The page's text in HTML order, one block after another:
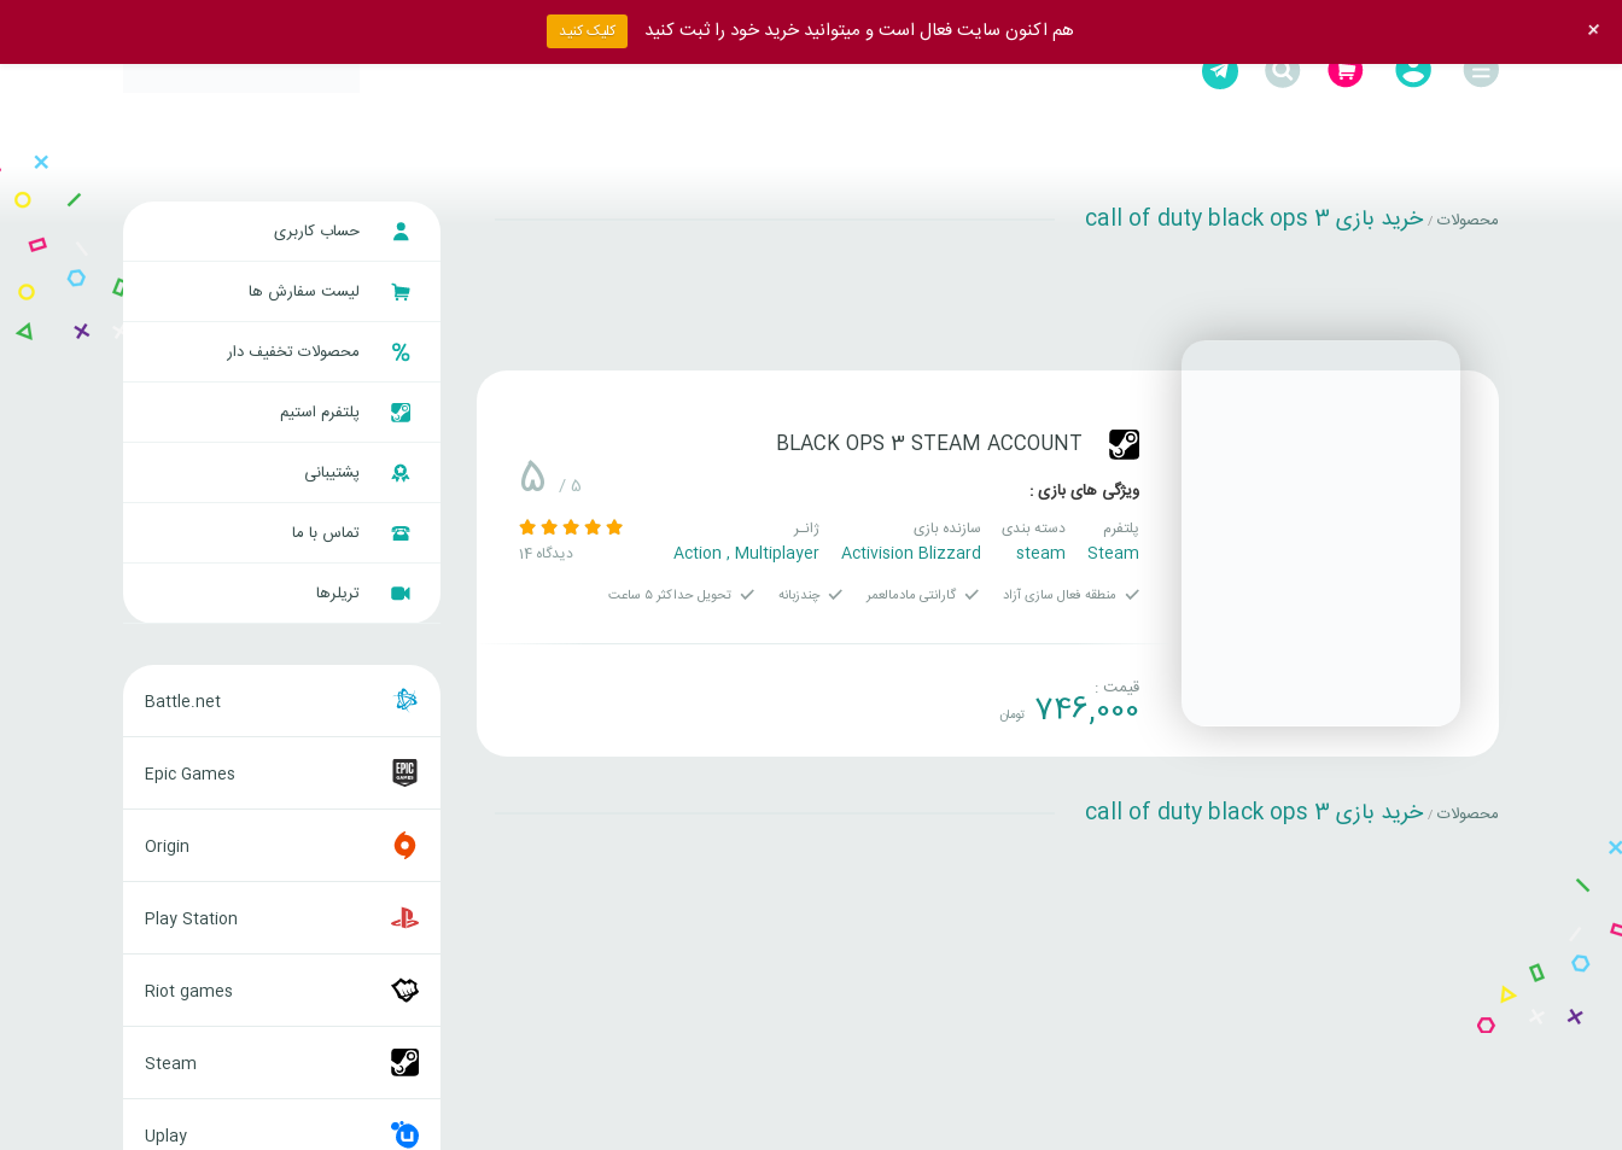
محصولات / خرید بازی call of duty black ops 3
BLACK OPS 3 STEAM ACCOUNT
ویژگی های بازی :
پلتفرم
Steam
دسته بندی
steam
سازنده بازی
Activision Blizzard
ژانـر
Action ,Multiplayer
5 / 5
14 دیدگاه
منطقه فعال سازی آزاد گارانتی مادمالعمر چندزبانه تحویل حداکثر ۵ ساعت
قیمت :
746,000 تومان
محصولات / خرید بازی call of duty black ops 3
حساب کاربری
لیست سفارش ها
محصولات تخفیف دار
پلتفرم استیم
پشتیبانی
تماس با ما
تریلرها
Battle.net
Games
Epic Games
Origin
Station
Play Station
games
Riot games
Steam
Uplay
هم اکنون سایت فعال است و میتوانید خرید خود را ثبت کنید کلیک کنید +